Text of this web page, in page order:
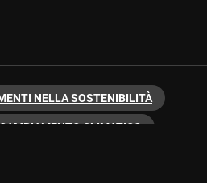
NELLA SOSTENIBILITÀ
CAMBIAMENTO CLIMATICO